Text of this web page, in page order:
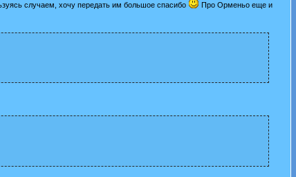
случаем, хочу передать им большое спасибо
Про Орменьо еще и